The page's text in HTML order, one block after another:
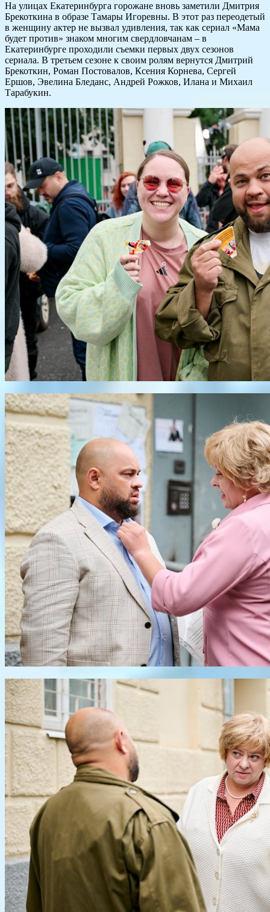
На улицах Екатеринбурга горожане вновь заметили Дмитрия
Брекоткина в образе Тамары Игоревны. В этот раз переодетый
в женщину актер не вызвал удивления, так как сериал «Мама
будет против» знаком многим свердловчанам – в
Екатеринбурге проходили съемки первых двух сезонов
сериала. В третьем сезоне к своим ролям вернутся Дмитрий
Брекоткин, Роман Постовалов, Ксения Корнева, Сергей
Ершов, Эвелина Бледанс, Андрей Рожков, Илана и Михаил
Тарабукин.